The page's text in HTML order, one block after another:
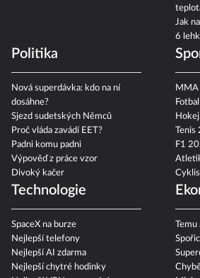
Jak
6
Politika
Nová superdávka: kdo na ní
dosáhne?
Sjezd sudetských Němců
Proč vláda zavádí EET?
Padni komu padni
Výpověď z práce vzor
Divoký kačer
MMA
F1
Technologie
SpaceX na burze
Nejlepší telefony
Nejlepší AI zdarma
Nejlepší chytré hodinky